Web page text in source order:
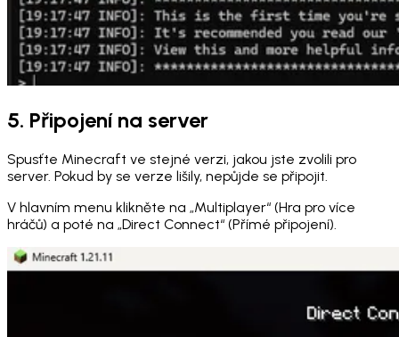
5. Připojení na server
Spusťte Minecraft ve stejné verzi, jakou jste zvolili pro
server. Pokud by se verze lišily, nepůjde se připojit.
V hlavním menu klikněte na „Multiplayer“ (Hra pro více
hráčů) a poté na „Direct Connect“ (Přímé připojení).